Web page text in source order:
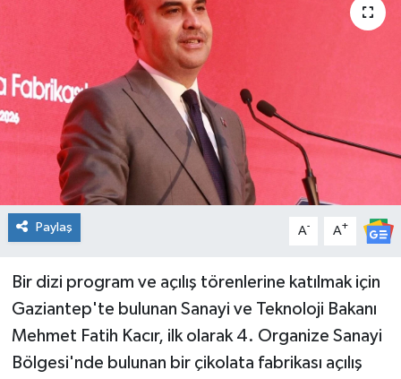
Paylaş A- A+
Bir dizi program ve açılış törenlerine katılmak için
Gaziantep'te bulunan Sanayi ve Teknoloji Bakanı
Mehmet Fatih Kacır, ilk olarak 4. Organize Sanayi
Bölgesi'nde bulunan bir çikolata fabrikası açılış
Gündem
İlim & İrfan
Kültür & Sanat
KURDÎ
Sağlık
Siyaset